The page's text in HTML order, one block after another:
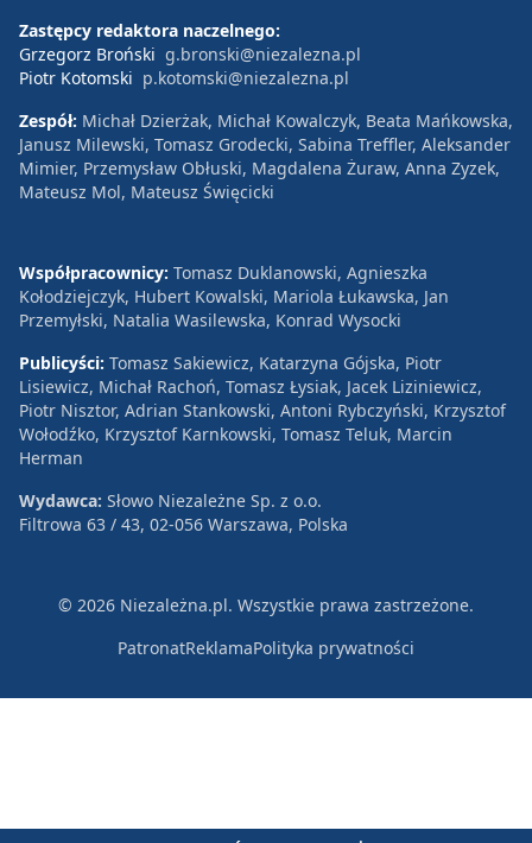
Zastępcy redaktora naczelnego:
Grzegorz Broński g.bronski@niezalezna.pl
Piotr Kotomski p.kotomski@niezalezna.pl
Zespół: Michał Dzierżak, Michał Kowalczyk, Beata Mańkowska,
Janusz Milewski, Tomasz Grodecki, Sabina Treffler, Aleksander
Mimier, Przemysław Obłuski, Magdalena Żuraw, Anna Zyzek,
Mateusz Mol, Mateusz Święcicki
Współpracownicy: Tomasz Duklanowski, Agnieszka
Kołodziejczyk, Hubert Kowalski, Mariola Łukawska, Jan
Przemyłski, Natalia Wasilewska, Konrad Wysocki
Publicyści: Tomasz Sakiewicz, Katarzyna Gójska, Piotr
Lisiewicz, Michał Rachoń, Tomasz Łysiak, Jacek Liziniewicz,
Piotr Nisztor, Adrian Stankowski, Antoni Rybczyński, Krzysztof
Wołodźko, Krzysztof Karnkowski, Tomasz Teluk, Marcin
Herman
Wydawca: Słowo Niezależne Sp. z o.o.
Filtrowa 63 / 43, 02-056 Warszawa, Polska
© 2026 Niezależna.pl. Wszystkie prawa zastrzeżone.
PatronatReklamaPolityka prywatności